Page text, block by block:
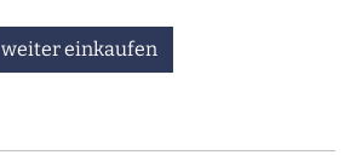
weiter einkaufen